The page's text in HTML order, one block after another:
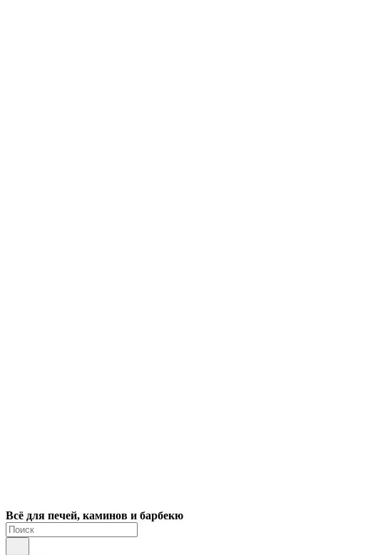
Всё для печей, каминов и барбекю